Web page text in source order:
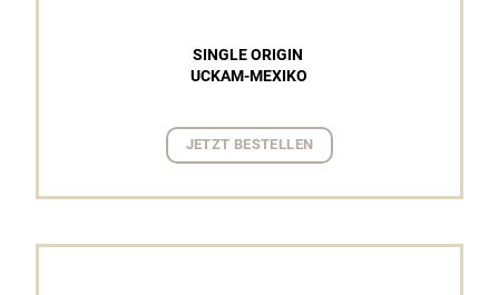
SINGLE ORIGIN
UCKAM-MEXIKO
JETZT BESTELLEN